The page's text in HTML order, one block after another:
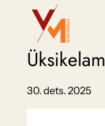
30. dets. 2025